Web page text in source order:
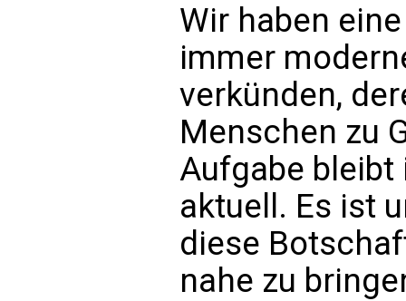
Wir haben
immer
verkünden,
Menschen zu
Aufgabe bleibt
aktuell. Es ist
diese
nahe zu